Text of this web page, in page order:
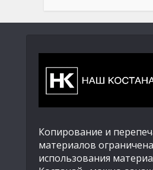
Копирование и
материалов
использования